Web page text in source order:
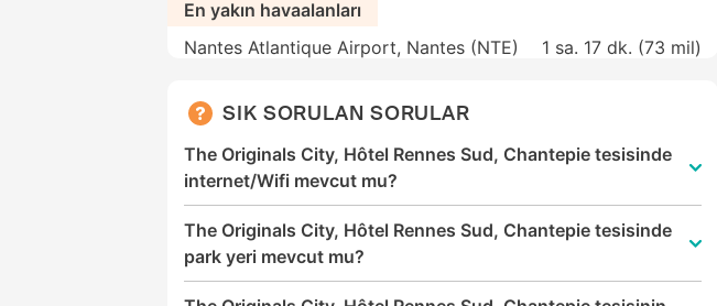
En yakın havaalanları
Nantes Atlantique Airport, Nantes (NTE)
1 sa. 17 dk. (73 mil)
SIK SORULAN SORULAR
The Originals City, Hôtel Rennes Sud, Chantepie tesisinde
internet/Wifi mevcut mu?
The Originals City, Hôtel Rennes Sud, Chantepie tesisinde
park yeri mevcut mu?